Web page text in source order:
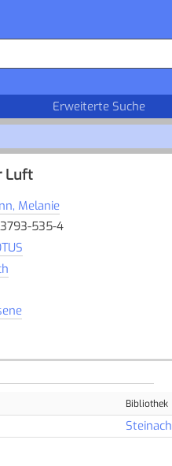
Erweiterte Suche
Luft
Melanie
535-4
Bibliothek
Steinach